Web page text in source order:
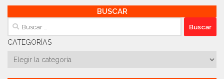
BUSCAR
Buscar:
CATEGORÍAS
Categorías